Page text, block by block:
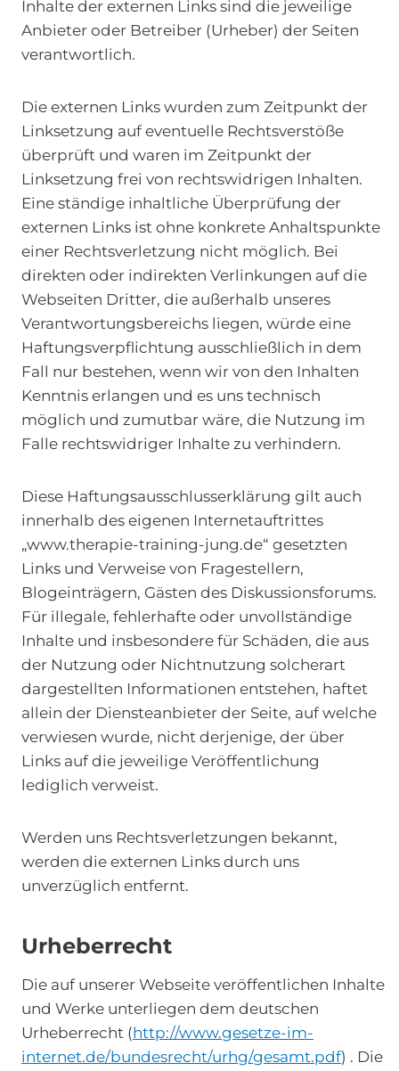
Inhalte der externen Links sind die jeweilige
Anbieter oder Betreiber (Urheber) der Seiten
verantwortlich.
Die externen Links wurden zum Zeitpunkt der
Linksetzung auf eventuelle Rechtsverstöße
überprüft und waren im Zeitpunkt der
Linksetzung frei von rechtswidrigen Inhalten.
Eine ständige inhaltliche Überprüfung der
externen Links ist ohne konkrete Anhaltspunkte
einer Rechtsverletzung nicht möglich. Bei
direkten oder indirekten Verlinkungen auf die
Webseiten Dritter, die außerhalb unseres
Verantwortungsbereichs liegen, würde eine
Haftungsverpflichtung ausschließlich in dem
Fall nur bestehen, wenn wir von den Inhalten
Kenntnis erlangen und es uns technisch
möglich und zumutbar wäre, die Nutzung im
Falle rechtswidriger Inhalte zu verhindern.
Diese Haftungsausschlusserklärung gilt auch
innerhalb des eigenen Internetauftrittes
„www.therapie-training-jung.de“ gesetzten
Links und Verweise von Fragestellern,
Blogeinträgern, Gästen des Diskussionsforums.
Für illegale, fehlerhafte oder unvollständige
Inhalte und insbesondere für Schäden, die aus
der Nutzung oder Nichtnutzung solcherart
dargestellten Informationen entstehen, haftet
allein der Diensteanbieter der Seite, auf welche
verwiesen wurde, nicht derjenige, der über
Links auf die jeweilige Veröffentlichung
lediglich verweist.
Werden uns Rechtsverletzungen bekannt,
werden die externen Links durch uns
unverzüglich entfernt.
Urheberrecht
Die auf unserer Webseite veröffentlichen Inhalte
und Werke unterliegen dem deutschen
Urheberrecht (http://www.gesetze-im-
internet.de/bundesrecht/urhg/gesamt.pdf) . Die